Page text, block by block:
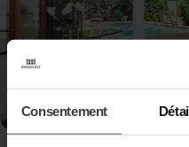
Consentement